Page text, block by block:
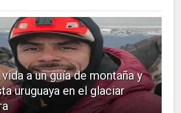
a un guía de montaña y
uruguaya en el glaciar